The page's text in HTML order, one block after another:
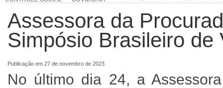
Assessora da
Simpósio Brasileiro de
Publicação em 27 de novembro de 2023
No último dia 24, a